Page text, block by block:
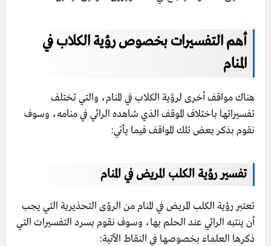
أهم التفسيرات بخصوص رؤية الكلاب في
المنام
هناك مواقف أخرى لرؤية الكلاب في المنام، والتي تختلف
تفسيراتها باختلاف الموقف الذي شاهده الرائي في منامه، وسوف
نقوم بذكر بعض تلك المواقف فيما يأتي:
تفسير رؤية الكلب المريض في المنام
تعتبر رؤية الكلب المريض في المنام من الرؤى التحذيرية التي يجب
أن ينتبه الرائي عند الحلم بها، وسوف نقوم بسرد التفسيرات التي
ذكرها العلماء بخصوصها في النقاط الآتية: